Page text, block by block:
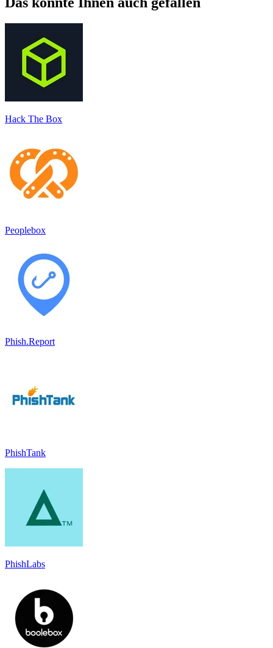
Hack The Box
Peoplebox
Phish.Report
PhishTank
PhishLabs